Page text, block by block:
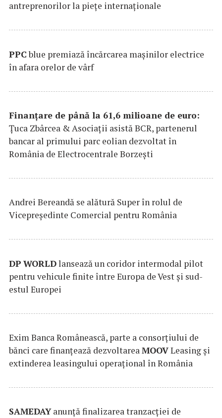
antreprenorilor la pieţe internaţionale
PPCblue premiază încărcarea maşinilor electrice
în afara orelor de vârf
Finanțare de până la 61,6 milioane de euro:
Țuca Zbârcea & Asociații asistă BCR, partenerul
bancar al primului parc eolian dezvoltat în
România de Electrocentrale Borzești
Andrei Bereandă se alătură Super în rolul de
Vicepreședinte Comercial pentru România
DP WORLDlansează un coridor intermodal pilot
pentru vehicule finite între Europa de Vest și sud-
estul Europei
Exim Banca Românească, parte a consorțiului de
bănci care finanțează dezvoltareaMOOVLeasing și
extinderea leasingului operațional în România
SAMEDAYanunță finalizarea tranzacției de